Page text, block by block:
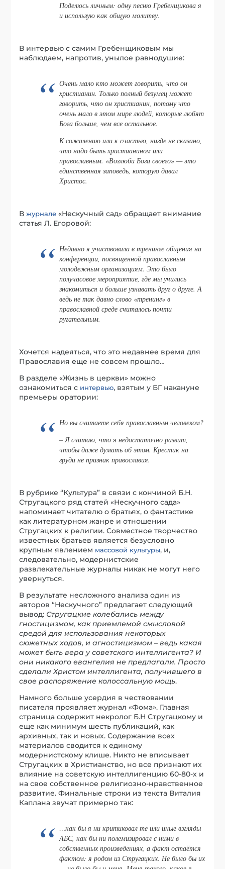
Поделюсь личным: одну песню Гребенщикова я
и использую как общую молитву.
В интервью с самим Гребенщиковым мы
наблюдаем, напротив, унылое равнодушие:
Очень мало кто может говорить, что он
христианин. Только полный безумец может
говорить, что он христианин, потому что
очень мало в этом мире людей, которые любят
Бога больше, чем все остальное.
К сожалению или к счастью, нигде не сказано,
что надо быть христианином или
православным. «Возлюби Бога своего» — это
единственная заповедь, которую давал
Христос.
Вжурнале «Нескучный сад» обращает внимание
статья Л. Егоровой:
Недавно я участвовала в тренинге общения на
конференции, посвященной православным
молодежным организациям. Это было
получасовое мероприятие, где мы учились
знакомиться и больше узнавать друг о друге. А
ведь не так давно слово «тренинг» в
православной среде считалось почти
ругательным.
Хочется надеяться, что это недавнее время для
Православия еще не совсем прошло…
В разделе «Жизнь в церкви» можно
ознакомиться с интервью, взятым у БГ накануне
премьеры оратории:
Но вы считаете себя православным человеком?
– Я считаю, что я недостаточно развит,
чтобы даже думать об этом. Крестик на
груди не признак православия.
В рубрике “Культура” в связи с кончиной Б.Н.
Стругацкого ряд статей «Нескучного сада»
напоминает читателю о братьях, о фантастике
как литературном жанре и отношении
Стругацких к религии. Совместное творчество
известных братьев является безусловно
крупным явлением массовой культуры, и,
следовательно, модернистские
развлекательные журналы никак не могут него
увернуться.
В результате несложного анализа один из
авторов “Нескучного” предлагает следующий
вывод: Стругацкие колебались между
гностицизмом, как приемлемой смысловой
средой для использования некоторых
сюжетных ходов, и агностицизмом – ведь какая
может быть вера у советского интеллигента? И
они никакого евангелия не предлагали. Просто
сделали Христом интеллигента, получившего в
свое распоряжение колоссальную мощь.
Намного больше усердия в чествовании
писателя проявляет журнал «Фома». Главная
страница содержит некролог Б.Н Стругацкому и
еще как минимум шесть публикаций, как
архивных, так и новых. Содержание всех
материалов сводится к единому
модернистскому клише. Никто не вписывает
Стругацких в Христианство, но все признают их
влияние на советскую интеллигенцию 60-80-х и
на свое собственное религиозно-нравственное
развитие. Финальные строки из текста Виталия
Каплана звучат примерно так:
…как бы я ни критиковал те или иные взгляды
АБС, как бы ни полемизировал с ними в
собственных произведениях, а факт остаётся
фактом: я родом из Стругацких. Не было бы их